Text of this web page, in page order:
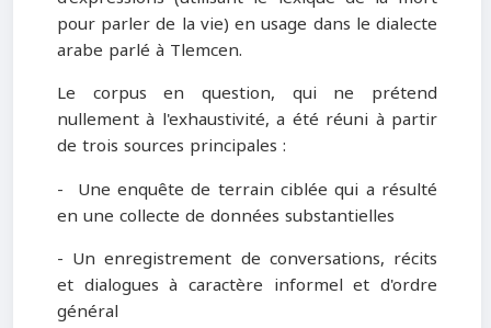
pour parler de la vie) en usage dans le dialecte
arabe parlé à Tlemcen.
Le corpus en question, qui ne prétend
nullement à l'exhaustivité, a été réuni à partir
de trois sources principales :
- Une enquête de terrain ciblée qui a résulté
en une collecte de données substantielles
- Un enregistrement de conversations, récits
et dialogues à caractère informel et d'ordre
général